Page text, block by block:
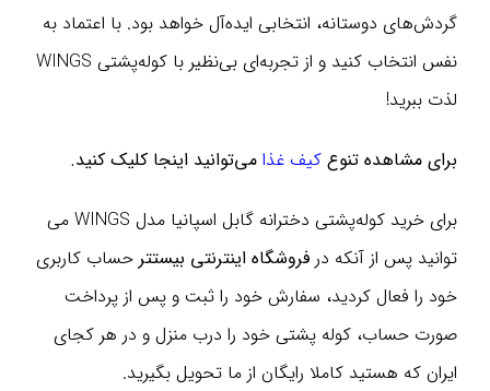
گردش‌های دوستانه، انتخابی ایده‌آل خواهد بود. با اعتماد به
نفس انتخاب کنید و از تجربه‌ای بی‌نظیر با کوله‌پشتی WINGS
لذت ببرید!
برای مشاهده تنوع کیف غذا می‌توانید اینجا کلیک کنید.
برای خرید کوله‌پشتی دخترانه گابل اسپانیا مدل WINGS می
توانید پس از آنکه در فروشگاه اینترنتی بیستتر حساب کاربری
خود را فعال کردید، سفارش خود را ثبت و پس از پرداخت
صورت حساب، کوله پشتی خود را درب منزل و در هر کجای
ایران که هستید کاملا رایگان از ما تحویل بگیرید.